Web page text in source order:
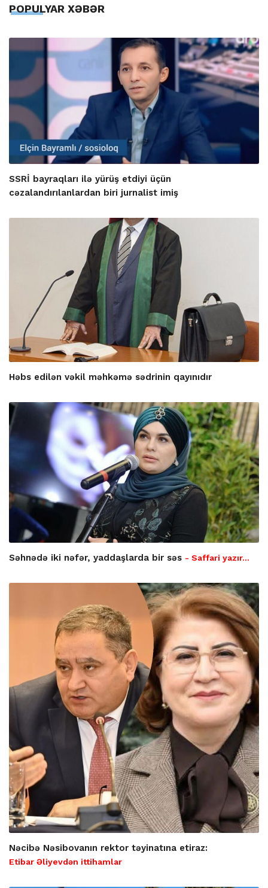
POPULYAR XƏBƏR
SSRİ bayraqları ilə yürüş etdiyi üçün
cəzalandırılanlardan biri jurnalist imiş
Həbs edilən vəkil məhkəmə sədrinin qayınıdır
Səhnədə iki nəfər, yaddaşlarda bir səs - Saffari yazır…
Nəcibə Nəsibovanın rektor təyinatına etiraz:
Etibar Əliyevdən ittihamlar